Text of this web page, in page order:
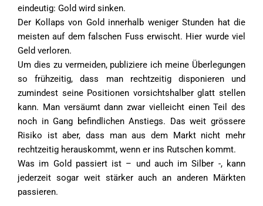
eindeutig: Gold wird sinken.
Der Kollaps von Gold innerhalb weniger Stunden hat die
meisten auf dem falschen Fuss erwischt. Hier wurde viel
Geld verloren.
Um dies zu vermeiden, publiziere ich meine Überlegungen
so frühzeitig, dass man rechtzeitig disponieren und
zumindest seine Positionen vorsichtshalber glatt stellen
kann. Man versäumt dann zwar vielleicht einen Teil des
noch in Gang befindlichen Anstiegs. Das weit grössere
Risiko ist aber, dass man aus dem Markt nicht mehr
rechtzeitig herauskommt, wenn er ins Rutschen kommt.
Was im Gold passiert ist – und auch im Silber -, kann
jederzeit sogar weit stärker auch an anderen Märkten
passieren.